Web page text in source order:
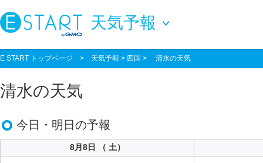
天気予報
E START トップページ > 天気予報 > 四国 > 清水の天気
清水の天気
今日・明日の予報
8月8日 （ 土）